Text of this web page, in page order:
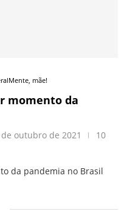
mãe!
momento da
outubro de 2021
10
da pandemia no Brasil